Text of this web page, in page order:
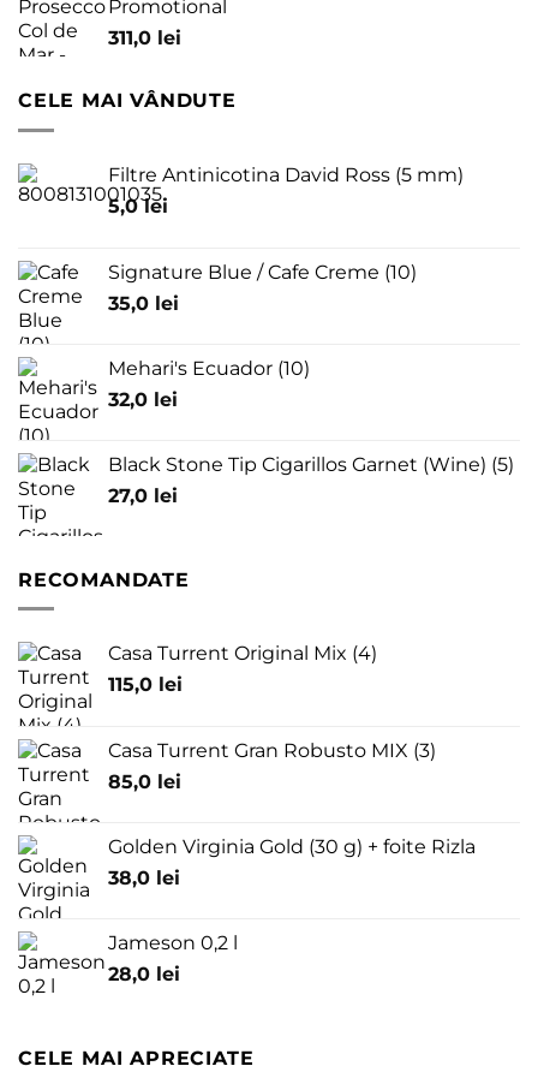
Promotional
311,0 lei
CELE MAI VÂNDUTE
Filtre Antinicotina David Ross (5 mm)
5,0lei
Signature Blue / Cafe Creme (10)
35,0 lei
Mehari's Ecuador (10)
32,0 lei
Black Stone Tip Cigarillos Garnet (Wine) (5)
27,0 lei
RECOMANDATE
Casa Turrent Original Mix (4)
115,0 lei
Casa Turrent Gran Robusto MIX (3)
85,0 lei
Golden Virginia Gold (30 g) + foite Rizla
38,0 lei
Jameson 0,2 l
28,0 lei
CELE MAI APRECIATE